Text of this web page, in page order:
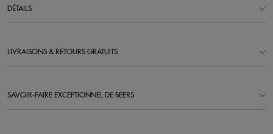
DÉTAILS
LIVRAISONS & RETOURS GRATUITS
SAVOIR-FAIRE EXCEPTIONNEL DE BEERS